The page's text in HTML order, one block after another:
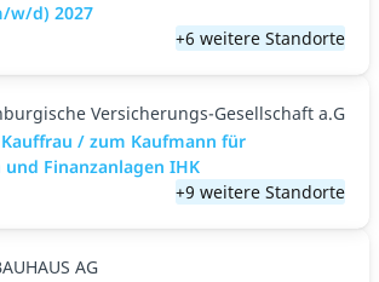
w/d) 2027
+6 weitere Standorte
Versicherungs-Gesellschaft a.G
/ zum Kaufmann für
Finanzanlagen IHK
+9 weitere Standorte
AG